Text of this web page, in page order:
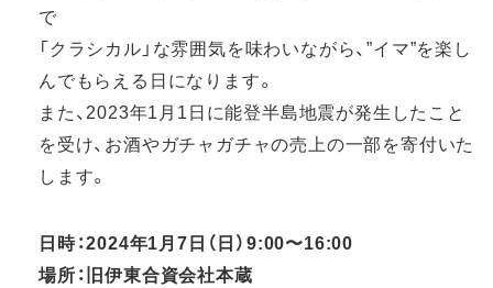
で
「クラシカル」な雰囲気を味わいながら、”イマ”を楽し
んでもらえる日になります。
また、2023年1月1日に能登半島地震が発生したこと
を受け、お酒やガチャガチャの売上の一部を寄付いた
します。
日時：2024年1月7日（日）9:00〜16:00
場所：旧伊東合資会社本蔵